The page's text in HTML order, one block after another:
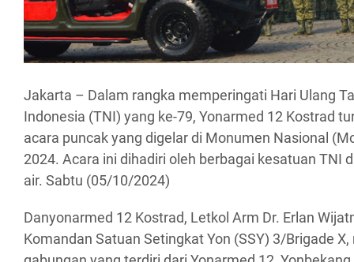
Jakarta – Dalam rangka memperingati Hari Ulang
Indonesia (TNI) yang ke-79, Yonarmed 12 Kostrad
acara puncak yang digelar di Monumen Nasional
2024. Acara ini dihadiri oleh berbagai kesatuan TNI
air. Sabtu (05/10/2024)
Danyonarmed 12 Kostrad, Letkol Arm Dr. Erlan
Komandan Satuan Setingkat Yon (SSY) 3/Brigade